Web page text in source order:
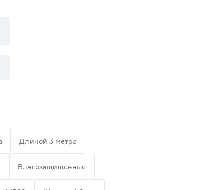
Длиной 3 метра
Влагозащищенные